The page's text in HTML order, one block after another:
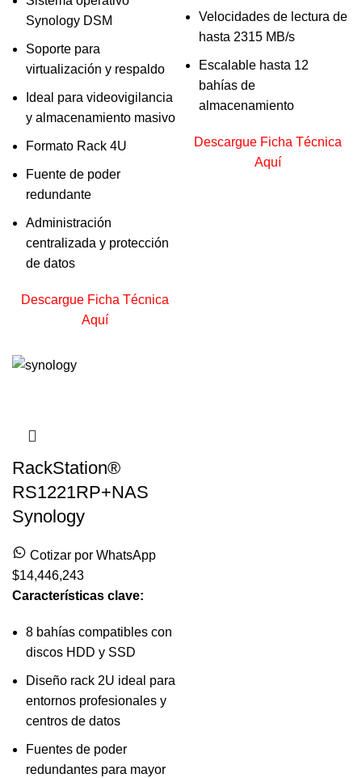
Synology DSM
Soporte para
virtualización y respaldo
Ideal para videovigilancia
y almacenamiento masivo
Formato Rack 4U
Fuente de poder
redundante
Administración
centralizada y protección
de datos
Descargue Ficha Técnica
Aquí
Velocidades de lectura de
hasta 2315 MB/s
Escalable hasta 12
bahías de
almacenamiento
Descargue Ficha Técnica
Aquí
RackStation®
RS1221RP+NAS
Synology
Cotizar por WhatsApp
$14,446,243
Características clave:
8 bahías compatibles con
discos HDD y SSD
Diseño rack 2U ideal para
entornos profesionales y
centros de datos
Fuentes de poder
redundantes para mayor